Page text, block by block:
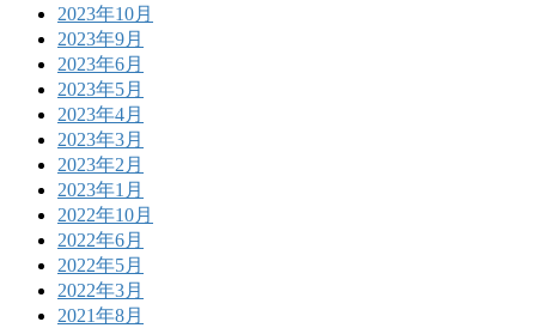
2023年10月
2023年9月
2023年6月
2023年5月
2023年4月
2023年3月
2023年2月
2023年1月
2022年10月
2022年6月
2022年5月
2022年3月
2021年8月